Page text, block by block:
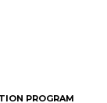
PROGRAM